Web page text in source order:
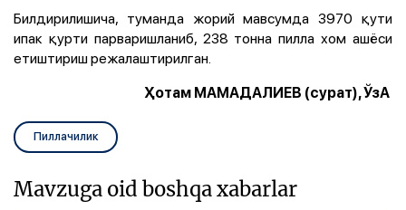
Билдирилишича, туманда жорий мавсумда 3970 қути
ипак қурти парваришланиб, 238 тонна пилла хом ашёси
етиштириш режалаштирилган.
Ҳотам МАМАДАЛИЕВ (сурат), ЎзА
Пиллачилик
Mavzuga oid boshqa xabarlar